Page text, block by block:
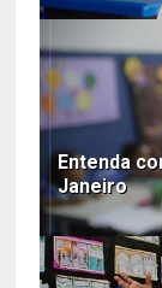
Entenda
Janeiro